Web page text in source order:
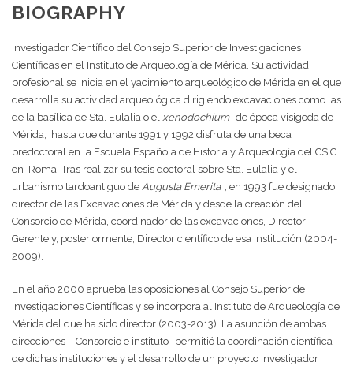
BIOGRAPHY
Investigador Científico del Consejo Superior de Investigaciones
Científicas en el Instituto de Arqueología de Mérida. Su actividad
profesional se inicia en el yacimiento arqueológico de Mérida en el que
desarrolla su actividad arqueológica dirigiendo excavaciones como las
de la basílica de Sta. Eulalia o el xenodochium de época visigoda de
Mérida,
hasta que durante 1991 y 1992 disfruta de una beca
predoctoral en la Escuela Española de Historia y Arqueología del CSIC
en Roma. Tras realizar su tesis doctoral sobre Sta. Eulalia y el
urbanismo tardoantiguo de Augusta Emerita
, en 1993 fue designado
director de las Excavaciones de Mérida y desde la creación del
Consorcio de Mérida, coordinador de las excavaciones, Director
Gerente y, posteriormente, Director científico de esa institución (2004-
2009).
En el año 2000 aprueba las oposiciones al Consejo Superior de
Investigaciones Científicas y se incorpora al Instituto de Arqueología de
Mérida del que ha sido director (2003-2013). La asunción de ambas
direcciones – Consorcio e instituto- permitió la coordinación científica
de dichas instituciones y el desarrollo de un proyecto investigador